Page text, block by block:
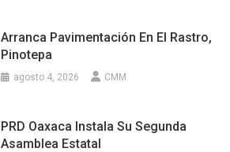
Arranca Pavimentación En El Rastro,
Pinotepa
agosto 4, 2026 CMM
PRD Oaxaca Instala Su Segunda
Asamblea Estatal